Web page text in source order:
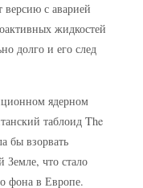
версию с аварией
жидкостей
долго и его след
ядерном
таблоид The
бы взорвать
что стало
фона в Европе.